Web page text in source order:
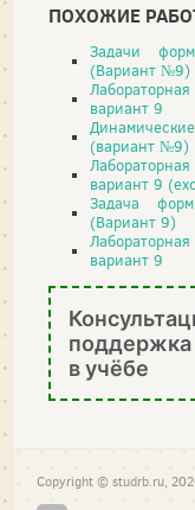
ПОХОЖИЕ
Задачи
(Вариант №9)
вариант 9
(вариант №9)
вариант 9
Задача
(Вариант 9)
вариант 9
поддержка
в учёбе
Copyright © studrb.ru,